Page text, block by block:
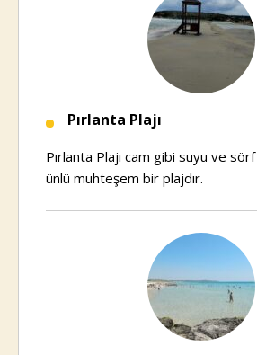
Pırlanta Plajı
Pırlanta Plajı cam gibi suyu ve
ünlü muhteşem bir plajdır.